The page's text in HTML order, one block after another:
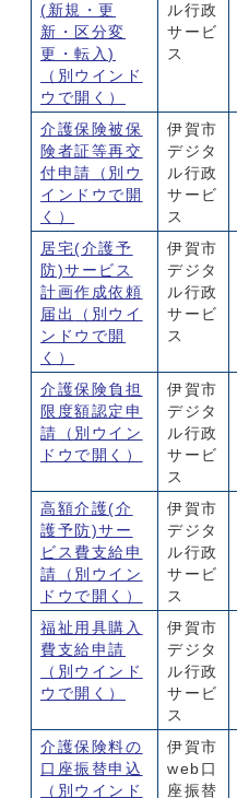
(新規・更
新・区分変
更・転入)
（別ウインド
ウで開く）
ル行政
サービ
ス
介護保険被保
険者証等再交
付申請
（別ウ
インドウで開
く）
伊賀市
デジタ
ル行政
サービ
ス
居宅(介護予
防)サービス
計画作成依頼
届出
（別ウイ
ンドウで開
く）
伊賀市
デジタ
ル行政
サービ
ス
介護保険負担
限度額認定申
請
（別ウイン
ドウで開く）
伊賀市
デジタ
ル行政
サービ
ス
高額介護(介
護予防)サー
ビス費支給申
請
（別ウイン
ドウで開く）
伊賀市
デジタ
ル行政
サービ
ス
福祉用具購入
費支給申請
（別ウインド
ウで開く）
伊賀市
デジタ
ル行政
サービ
ス
介護保険料の
口座振替申込
（別ウインド
伊賀市
web口
座振替